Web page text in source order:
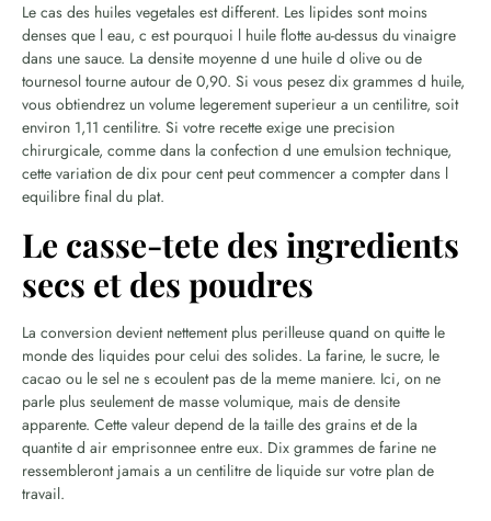
Le cas des huiles vegetales est different. Les lipides sont moins
denses que l eau, c est pourquoi l huile flotte au-dessus du vinaigre
dans une sauce. La densite moyenne d une huile d olive ou de
tournesol tourne autour de 0,90. Si vous pesez dix grammes d huile,
vous obtiendrez un volume legerement superieur a un centilitre, soit
environ 1,11 centilitre. Si votre recette exige une precision
chirurgicale, comme dans la confection d une emulsion technique,
cette variation de dix pour cent peut commencer a compter dans l
equilibre final du plat.
Le casse-tete des ingredients
secs et des poudres
La conversion devient nettement plus perilleuse quand on quitte le
monde des liquides pour celui des solides. La farine, le sucre, le
cacao ou le sel ne s ecoulent pas de la meme maniere. Ici, on ne
parle plus seulement de masse volumique, mais de densite
apparente. Cette valeur depend de la taille des grains et de la
quantite d air emprisonnee entre eux. Dix grammes de farine ne
ressembleront jamais a un centilitre de liquide sur votre plan de
travail.